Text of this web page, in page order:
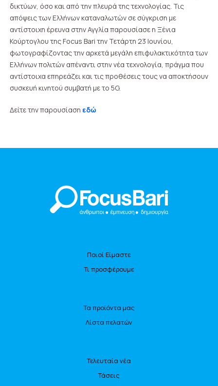
δικτύων, όσο και από την πλευρά της τεχνολογίας. Τις
απόψεις των Ελλήνων καταναλωτών σε σύγκριση με
αντίστοιχη έρευνα στην Αγγλία παρουσίασε η Ξένια
Κούρτογλου της Focus Bari την Τετάρτη 23 Ιουνίου,
φωτογραφίζοντας την αρκετά μεγάλη επιφυλακτικότητα των
Ελλήνων πολιτών απέναντι στην νέα τεχνολογία, πράγμα που
αντίστοιχα επηρεάζει και τις προθέσεις τους να αποκτήσουν
συσκευή κινητού συμβατή με το 5G.
Δείτε την παρουσίαση εδώ
Ποιοί Είμαστε
Τι προσφέρουμε
Τα προϊόντα μας
Λίστα πελατών
Τελευταία νέα
Τάσεις